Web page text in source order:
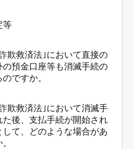
等
欺救済法｣において直接の
預金口座等も消滅手続の
ですか。
欺救済法｣において消滅手
後、支払手続が開始され
して、どのような場合があ